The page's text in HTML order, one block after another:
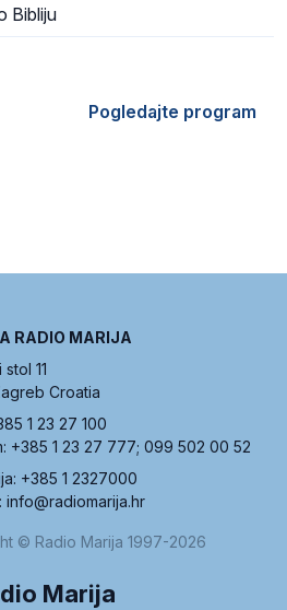
Bibliju
Pogledajte program
RADIO MARIJA
11
Croatia
1 23 27 100
+385 1 23 27 777; 099 502 00 52
+385 1 2327000
info@radiomarija.hr
© Radio Marija 1997-2026
Marija